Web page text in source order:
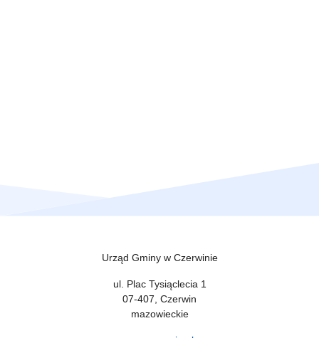
Urząd Gminy w Czerwinie
ul. Plac Tysiąclecia 1
07-407, Czerwin
mazowieckie